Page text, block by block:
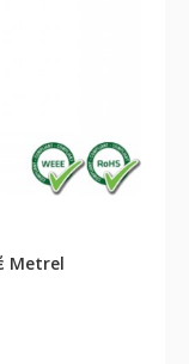
Metrel